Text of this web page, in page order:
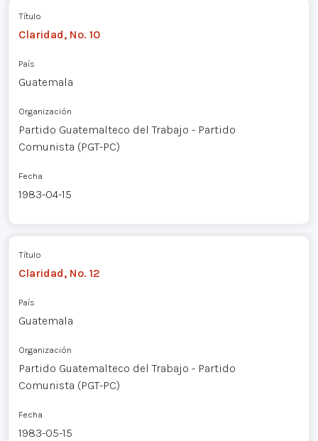
Título
Claridad, No. 10
País
Guatemala
Organización
Partido Guatemalteco del Trabajo - Partido
Comunista (PGT-PC)
Fecha
1983-04-15
Título
Claridad, No. 12
País
Guatemala
Organización
Partido Guatemalteco del Trabajo - Partido
Comunista (PGT-PC)
Fecha
1983-05-15